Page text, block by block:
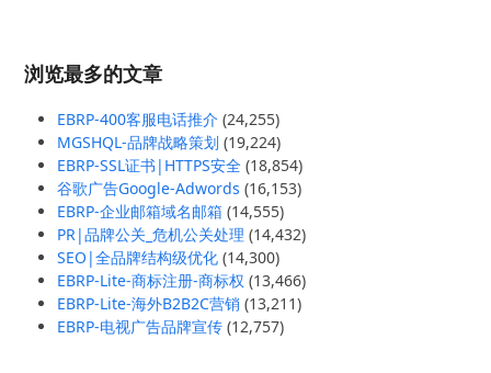
浏览最多的文章
EBRP-400客服电话推介 (24,255)
MGSHQL-品牌战略策划 (19,224)
EBRP-SSL证书|HTTPS安全 (18,854)
谷歌广告Google-Adwords (16,153)
EBRP-企业邮箱域名邮箱 (14,555)
PR|品牌公关_危机公关处理 (14,432)
SEO|全品牌结构级优化 (14,300)
EBRP-Lite-商标注册-商标权 (13,466)
EBRP-Lite-海外B2B2C营销 (13,211)
EBRP-电视广告品牌宣传 (12,757)